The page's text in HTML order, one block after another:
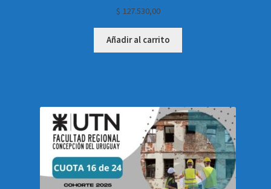
$ 127.530,00
Añadir al carrito